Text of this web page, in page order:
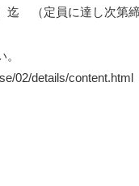
（定員に達し次第
。
02/details/content.html